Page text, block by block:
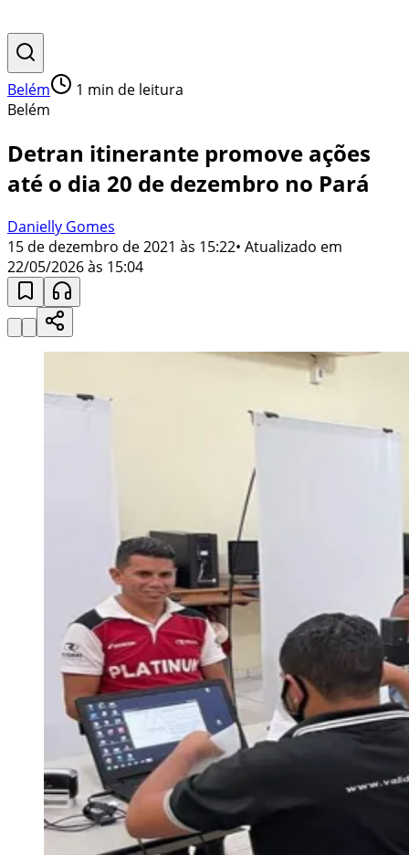
Belém 1 min de leitura
Belém
Detran itinerante promove ações
até o dia 20 de dezembro no Pará
Danielly Gomes
15 de dezembro de 2021 às 15:22• Atualizado em
22/05/2026 às 15:04